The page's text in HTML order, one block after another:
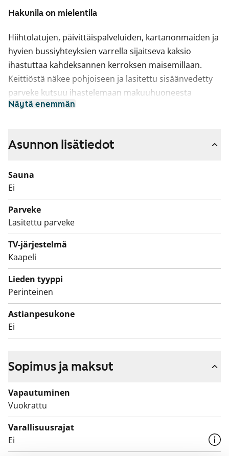
Hakunila on mielentila
Hiihtolatujen, päivittäispalveluiden, kartanonmaiden ja
hyvien bussiyhteyksien varrella sijaitseva kaksio
ihastuttaa kahdeksannen kerroksen maisemillaan.
Keittiöstä näkee pohjoiseen ja lasitettu sisäänvedetty
parveke kutsuu ihastelemaan makuuhuoneesta
aamuaurinkoa kera kaffekupposen. Tai teen, jos se
Fiksussa pohjaratkaisussa keittiö on oma tilansa ja
Varusteina ovat jää-pakastinkaappi ja nelilevyinen
sähköliesi sekä astianpesukone. Pyykinpesukoneelle on
paikka kaakeloidussa kylpyhuoneessa. Asuinhuoneissa
on laminaattilattiat ja keittiössä 2026 uusittu
vinyylilattia.
Huomasitkos vaatehuoneen? Kätevää! Varaa näyttö ja
tule ihastelemaan lähempää!
Näytä enemmän
Asunnon lisätiedot
Sauna
Ei
Parveke
Lasitettu parveke
TV-järjestelmä
Kaapeli
Lieden tyyppi
Perinteinen
Astianpesukone
Ei
Sopimus ja maksut
Vapautuminen
Vuokrattu
Varallisuusrajat
Ei